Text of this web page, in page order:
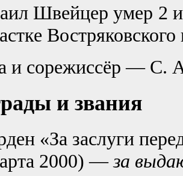
Швейцер умер 2
и сорежиссёр — С.
и звания
«За заслуги
2000) —за